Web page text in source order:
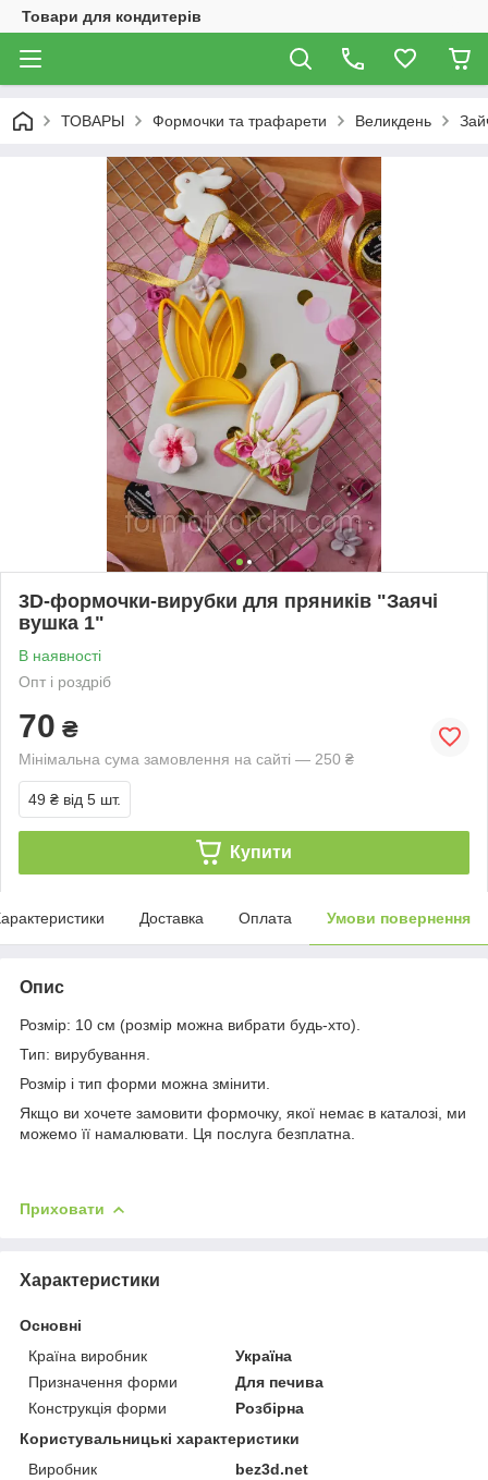
Товари для кондитерів
ТОВАРЫ Формочки та трафарети Великдень
3D-формочки-вирубки для пряників "Заячі
вушка 1"
В наявності
Опт і роздріб
70 ₴
Мінімальна сума замовлення на сайті — 250 ₴
49 ₴ від 5 шт.
Купити
Доставка Оплата Умови повернення
Опис
Розмір: 10 см (розмір можна вибрати будь-хто).
Тип: вирубування.
Розмір і тип форми можна змінити.
Якщо ви хочете замовити формочку, якої немає в каталозі, ми
можемо її намалювати. Ця послуга безплатна.
Приховати
Характеристики
Основні
Країна виробник
Україна
Призначення форми
Для печива
Конструкція форми
Розбірна
Користувальницькі характеристики
Виробник
bez3d.net